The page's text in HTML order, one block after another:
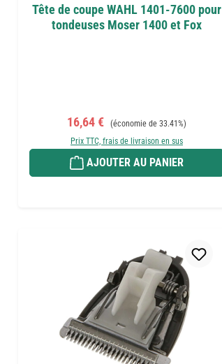
Tête de coupe WAHL 1401-7600 pour
tondeuses Moser 1400 et Fox
Prix de vente :
16,64 € Prix régulier :
(économie de 33.41%)
Prix TTC, frais de livraison en sus
AJOUTER AU PANIER